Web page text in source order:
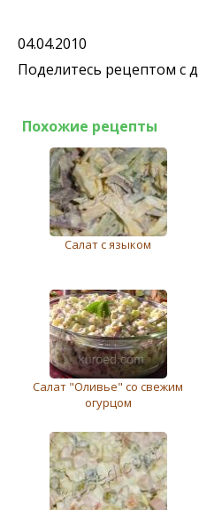
04.04.2010
Поделитесь рецептом с
Похожие рецепты
Салат с языком
Салат "Оливье" со свежим
огурцом